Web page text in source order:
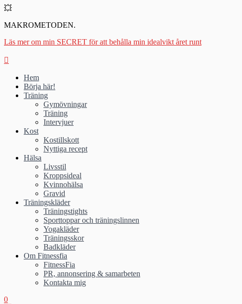
💥
MAKROMETODEN.
Läs mer om min SECRET för att behålla min idealvikt året runt
Hem
Börja här!
Träning
Gymövningar
Träning
Intervjuer
Kost
Kostillskott
Nyttiga recept
Hälsa
Livsstil
Kroppsideal
Kvinnohälsa
Gravid
Träningskläder
Träningstights
Sporttoppar och träningslinnen
Yogakläder
Träningsskor
Badkläder
Om Fitnessfia
FitnessFia
PR, annonsering & samarbeten
Kontakta mig
0